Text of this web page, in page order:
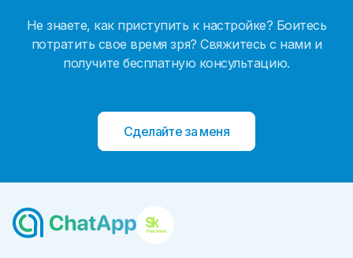
Не знаете, как приступить к настройке? Боитесь
потратить свое время зря? Свяжитесь с нами и
получите бесплатную консультацию.
Сделайте за меня